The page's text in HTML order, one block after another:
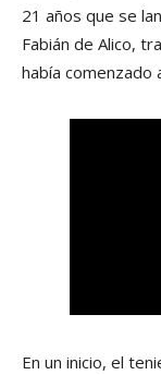
21 años que se
Fabián de Alico,
había
En un inicio, el